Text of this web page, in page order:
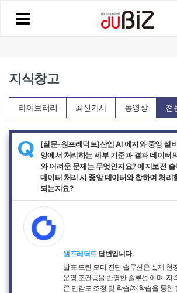
지식창고
라이브러리 최신기사 동영상 전
Q
[질문-원프레딕트]산업 AI 에지와 중앙 설
앙에서 처리하는 세부 기준과 결과 데이터
와 어려운 문제는 무엇인지요? 에지보전
데이터 처리 시 중앙 데이터와 합하여 처리
되는지요?
원프레딕트 답변입니다.
발표 드린 모터 진단 솔루션은 실제 현
운영 조건등을 반영한 솔루션 이며, 지
른 민감도 조정 및 학습/재학습을 통한